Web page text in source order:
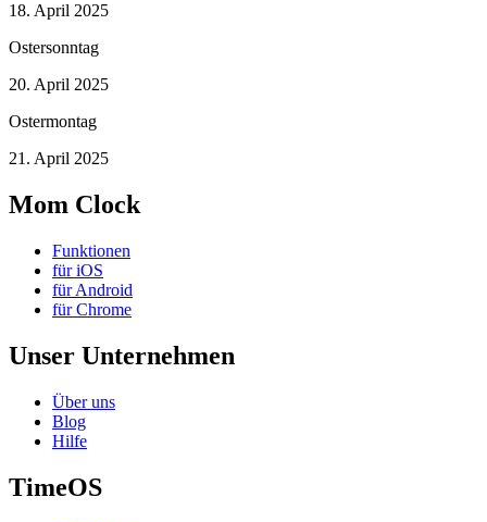
18. April 2025
Ostersonntag
20. April 2025
Ostermontag
21. April 2025
Mom Clock
Funktionen
für iOS
für Android
für Chrome
Unser Unternehmen
Über uns
Blog
Hilfe
TimeOS